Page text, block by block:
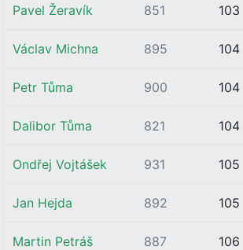
Pavel Žeravík 851 103
Václav Michna 895 104
Petr Tůma 900 104
Dalibor Tůma 821 104
Ondřej Vojtášek 931 105
Jan Hejda 892 105
Martin Petráš 887 106